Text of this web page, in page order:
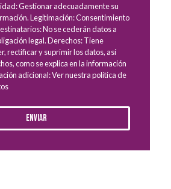
Gestionar adecuadamente su
Legitimación: Consentimiento
No se cederán datos a
legal. Derechos: Tiene
rectificar y suprimir los datos, así
como se explica en la información
adicional: Ver nuestra política de
Enviar